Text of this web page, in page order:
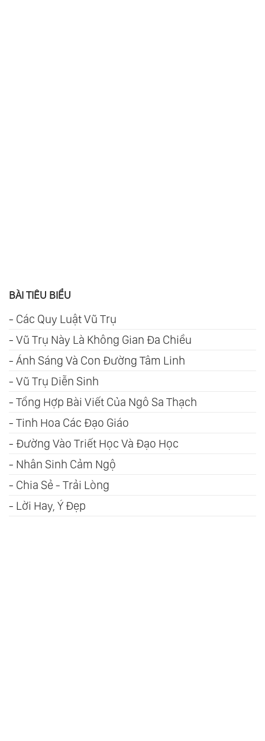
BÀI TIÊU BIỂU
- Các Quy Luật Vũ Trụ
- Vũ Trụ Này Là Không Gian Đa Chiều
- Ánh Sáng Và Con Đường Tâm Linh
- Vũ Trụ Diễn Sinh
- Tổng Hợp Bài Viết Của Ngô Sa Thạch
- Tinh Hoa Các Đạo Giáo
- Đường Vào Triết Học Và Đạo Học
- Nhân Sinh Cảm Ngộ
- Chia Sẻ - Trải Lòng
- Lời Hay, Ý Đẹp